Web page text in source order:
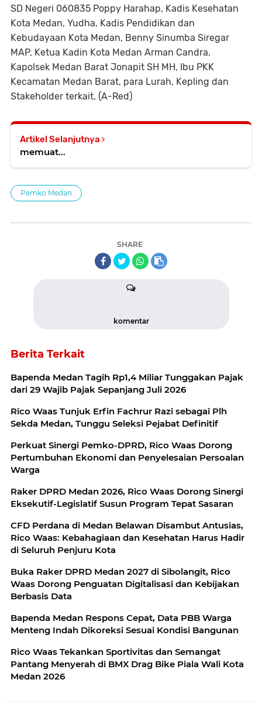
SD Negeri 060835 Poppy Harahap, Kadis Kesehatan
Kota Medan, Yudha, Kadis Pendidikan dan
Kebudayaan Kota Medan, Benny Sinumba Siregar
MAP, Ketua Kadin Kota Medan Arman Candra,
Kapolsek Medan Barat Jonapit SH MH, Ibu PKK
Kecamatan Medan Barat, para Lurah, Kepling dan
Stakeholder terkait. (A-Red)
Artikel Selanjutnya
memuat...
Pemko Medan
SHARE
komentar
Berita Terkait
Bapenda Medan Tagih Rp1,4 Miliar Tunggakan Pajak
dari 29 Wajib Pajak Sepanjang Juli 2026
Rico Waas Tunjuk Erfin Fachrur Razi sebagai Plh
Sekda Medan, Tunggu Seleksi Pejabat Definitif
Perkuat Sinergi Pemko-DPRD, Rico Waas Dorong
Pertumbuhan Ekonomi dan Penyelesaian Persoalan
Warga
Raker DPRD Medan 2026, Rico Waas Dorong Sinergi
Eksekutif-Legislatif Susun Program Tepat Sasaran
CFD Perdana di Medan Belawan Disambut Antusias,
Rico Waas: Kebahagiaan dan Kesehatan Harus Hadir
di Seluruh Penjuru Kota
Buka Raker DPRD Medan 2027 di Sibolangit, Rico
Waas Dorong Penguatan Digitalisasi dan Kebijakan
Berbasis Data
Bapenda Medan Respons Cepat, Data PBB Warga
Menteng Indah Dikoreksi Sesuai Kondisi Bangunan
Rico Waas Tekankan Sportivitas dan Semangat
Pantang Menyerah di BMX Drag Bike Piala Wali Kota
Medan 2026